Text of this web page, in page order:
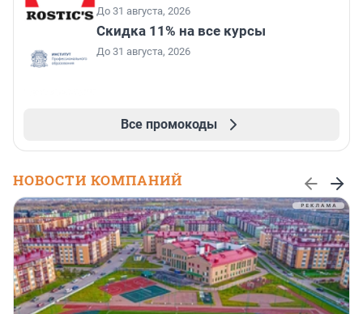
До 31 августа, 2026
Скидка 11% на все курсы
До 31 августа, 2026
Все промокоды
НОВОСТИ КОМПАНИЙ